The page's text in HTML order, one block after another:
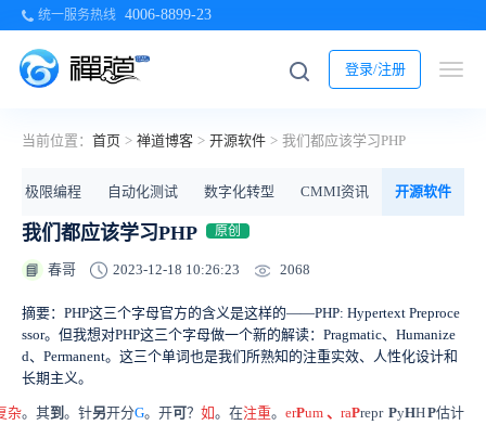
统一服务热线 4006-8899-23
登录/注册
当前位置： 首页 > 禅道博客 > 开源软件 > 我们都应该学习PHP
极限编程 自动化测试 数字化转型 CMMI资讯 开源软件
我们都应该学习PHP 原创
📘 春哥 2023-12-18 10:26:23 2068
摘要：PHP这三个字母官方的含义是这样的——PHP: Hypertext Preproce
ssor。但我想对PHP这三个字母做一个新的解读：Pragmatic、Humanize
d、Permanent。这三个单词也是我们所熟知的注重实效、人性化设计和
长期主义。
估计
P
H
H
y
P
repr
P
ra
、
um
P
er
。
注重
。在
如
？
可
。开
G
开分
另
。针
到
。其
杂